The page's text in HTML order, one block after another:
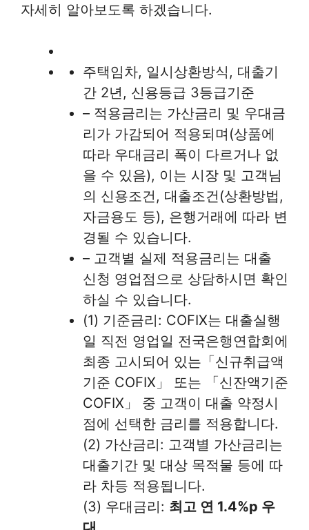
자세히 알아보도록 하겠습니다.
주택임차, 일시상환방식, 대출기
간 2년, 신용등급 3등급기준
– 적용금리는 가산금리 및 우대금
리가 가감되어 적용되며(상품에
따라 우대금리 폭이 다르거나 없
을 수 있음), 이는 시장 및 고객님
의 신용조건, 대출조건(상환방법,
자금용도 등), 은행거래에 따라 변
경될 수 있습니다.
– 고객별 실제 적용금리는 대출
신청 영업점으로 상담하시면 확인
하실 수 있습니다.
(1) 기준금리: COFIX는 대출실행
일 직전 영업일 전국은행연합회에
최종 고시되어 있는「신규취급액
기준 COFIX」 또는 「신잔액기준
COFIX」 중 고객이 대출 약정시
점에 선택한 금리를 적용합니다.
(2) 가산금리: 고객별 가산금리는
대출기간 및 대상 목적물 등에 따
라 차등 적용됩니다.
(3) 우대금리: 최고 연 1.4%p 우